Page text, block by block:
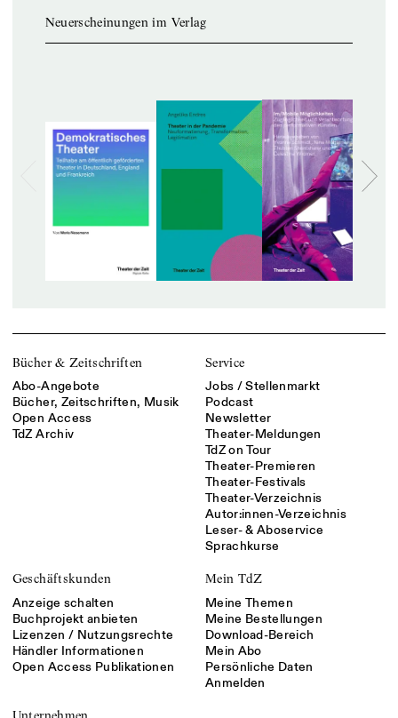
Neuerscheinungen im Verlag
Bücher & Zeitschriften
Abo-Angebote
Bücher, Zeitschriften, Musik
Open Access
TdZ Archiv
Service
Jobs / Stellenmarkt
Podcast
Newsletter
Theater-Meldungen
TdZ on Tour
Theater-Premieren
Theater-Festivals
Theater-Verzeichnis
Autor:innen-Verzeichnis
Leser- & Aboservice
Sprachkurse
Geschäftskunden
Anzeige schalten
Buchprojekt anbieten
Lizenzen / Nutzungsrechte
Händler Informationen
Open Access Publikationen
Mein TdZ
Meine Themen
Meine Bestellungen
Download-Bereich
Mein Abo
Persönliche Daten
Anmelden